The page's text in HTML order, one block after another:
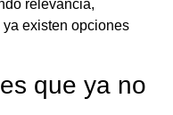
relevancia,
existen opciones
que ya no